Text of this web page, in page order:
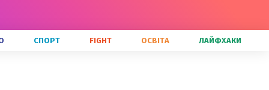
СПОРТ FIGHT ОСВІТА ЛАЙФХАКИ